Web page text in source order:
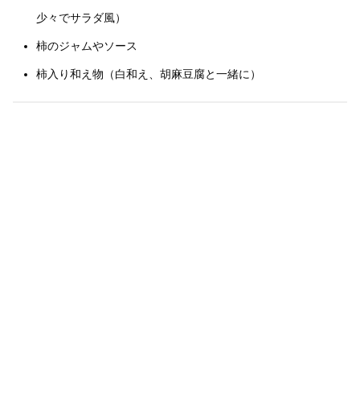
少々でサラダ風）
柿のジャムやソース
柿入り和え物（白和え、胡麻豆腐と一緒に）